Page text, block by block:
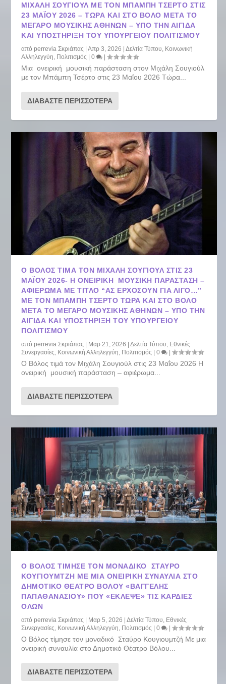
ΜΙΧΆΛΗ ΣΟΥΓΙΟΎΛ ΜΕ ΤΟΝ ΜΠΆΜΠΗ ΤΣΈΡΤΟ ΣΤΙΣ
23 ΜΑΪ́ΟΥ 2026 – TΏΡΑ ΚΑΙ ΣΤΟ ΒΌΛΟ ΜΕΤΆ ΤΟ
ΜΈΓΑΡΟ ΜΟΥΣΙΚΉΣ ΑΘΗΝΏΝ – ΥΠΌ ΤΗΝ ΑΙΓΊΔΑ
ΚΑΙ ΥΠΟΣΤΉΡΙΞΗ ΤΟΥ ΥΠΟΥΡΓΕΊΟΥ ΠΟΛΙΤΙΣΜΟΎ
απόperrevia Σκριάπας |Απρ 3, 2026 |Δελτία Τύπου, Κοινωνική
Αλληλεγγύη, Πολιτισμός |0 |
Μια ονειρική μουσική παράσταση στον Μιχάλη Σουγιούλ
με τον Μπάμπη Τσέρτο στις 23 Μαΐου 2026 Tώρα...
ΔΙΑΒΆΣΤΕ ΠΕΡΙΣΣΌΤΕΡΑ
Ο ΒΌΛΟΣ ΤΙΜΆ ΤΟΝ ΜΙΧΆΛΗ ΣΟΥΓΙΟΎΛ ΣΤΙΣ 23
ΜΑΪ́ΟΥ 2026- Η ΟΝΕΙΡΙΚΉ ΜΟΥΣΙΚΉ ΠΑΡΆΣΤΑΣΗ –
ΑΦΙΈΡΩΜΑ ΜΕ ΤΊΤΛΟ “ΑΣ ΕΡΧΌΣΟΥΝ ΓΙΑ ΛΊΓΟ…”
ΜΕ ΤΟΝ ΜΠΆΜΠΗ ΤΣΈΡΤΟ TΏΡΑ ΚΑΙ ΣΤΟ ΒΌΛΟ
ΜΕΤΆ ΤΟ ΜΈΓΑΡΟ ΜΟΥΣΙΚΉΣ ΑΘΗΝΏΝ – ΥΠΌ ΤΗΝ
ΑΙΓΊΔΑ ΚΑΙ ΥΠΟΣΤΉΡΙΞΗ ΤΟΥ ΥΠΟΥΡΓΕΊΟΥ
ΠΟΛΙΤΙΣΜΟΎ
απόperrevia Σκριάπας Μαρ 21, 2026 |Δελτία Τύπου, Εθνικές
Συνεργασίες, Κοινωνική Αλληλεγγύη, Πολιτισμός |0 |
Ο Βόλος τιμά τον Μιχάλη Σουγιούλ στις 23 Μαΐου 2026 Η
ονειρική μουσική παράσταση – αφιέρωμα...
ΔΙΑΒΆΣΤΕ ΠΕΡΙΣΣΌΤΕΡΑ
Ο ΒΌΛΟΣ ΤΊΜΗΣΕ ΤΟΝ ΜΟΝΑΔΙΚΌ ΣΤΑΎΡΟ
ΚΟΥΓΙΟΥΜΤΖΉ ΜΕ ΜΙΑ ΟΝΕΙΡΙΚΉ ΣΥΝΑΥΛΊΑ ΣΤΟ
ΔΗΜΟΤΙΚΌ ΘΈΑΤΡΟ ΒΌΛΟΥ «ΒΑΓΓΈΛΗΣ
ΠΑΠΑΘΑΝΑΣΊΟΥ» ΠΟΥ «ΈΚΛΕΨΕ» ΤΙΣ ΚΑΡΔΙΈΣ
ΌΛΩΝ
απόperrevia Σκριάπας | Μαρ 5, 2026 |Δελτία Τύπου Εθνικές
Συνεργασίες Κοινωνική Αλληλεγγύη Πολιτισμός |0 |
Ο Βόλος τίμησε τον μοναδικό Σταύρο Κουγιουμτζή Με μια
ονειρική συναυλία στο Δημοτικό Θέατρο Βόλου...
ΔΙΑΒΆΣΤΕ ΠΕΡΙΣΣΌΤΕΡΑ